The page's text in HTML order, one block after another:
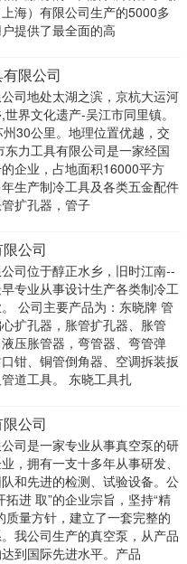
海）有限公司生产的5000多
提供了最全面的高
限公司
司地处太湖之滨，京杭大运河
界文化遗产-吴江市同里镇。
30公里。地理位置优越，交
工具有限公司是一家经国
企业，占地面积16000平方
生产制冷工具及各类五金配件
扩孔器，管子
公司
司位于醇正水乡，旧时江南--
专业从事设计生产各类制冷工
公司主要产品为：东晓牌 管
扩孔器，胀管扩孔器、胀管
压胀管器，弯管器、弯管弹
钳、铜管倒角器、空调拆装扳
道工具。 东晓工具扎
公司
司是一家专业从事真空泵的研
，拥有一支十多年从事研发、
和先进的检测、试验设备。公
进 取”的企业宗旨，坚持“精
质量方针，建立了一套完整的
我公司生产的真空泵，从产品
到国际先进水平。产品